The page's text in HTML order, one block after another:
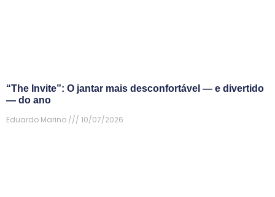
“The Invite”: O jantar mais desconfortável — e divertido
— do ano
Eduardo Marino
10/07/2026